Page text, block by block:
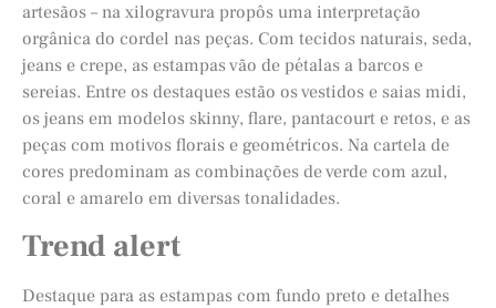
artesãos – na xilogravura propôs uma interpretação
orgânica do cordel nas peças. Com tecidos naturais, seda,
jeans e crepe, as estampas vão de pétalas a barcos e
sereias. Entre os destaques estão os vestidos e saias midi,
os jeans em modelos skinny, flare, pantacourt e retos, e as
peças com motivos florais e geométricos. Na cartela de
cores predominam as combinações de verde com azul,
coral e amarelo em diversas tonalidades.
Trend alert
Destaque para as estampas com fundo preto e detalhes